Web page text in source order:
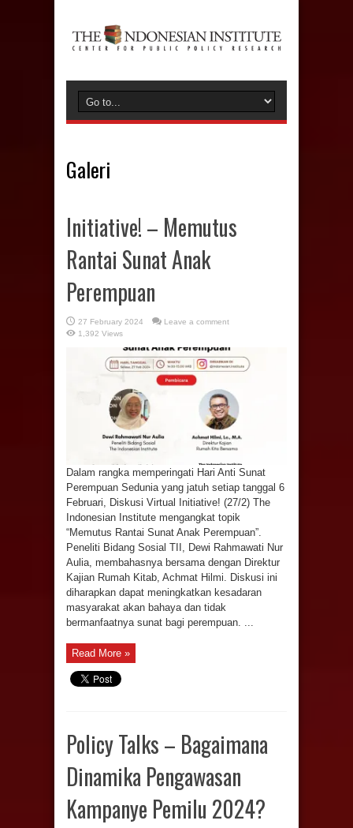
Galeri
Initiative! – Memutus
Rantai Sunat Anak
Perempuan
27 February 2024
Leave a comment
1,392 Views
Dalam rangka memperingati Hari Anti Sunat
Perempuan Sedunia yang jatuh setiap tanggal 6
Februari, Diskusi Virtual Initiative! (27/2) The
Indonesian Institute mengangkat topik
“Memutus Rantai Sunat Anak Perempuan”.
Peneliti Bidang Sosial TII, Dewi Rahmawati Nur
Aulia, membahasnya bersama dengan Direktur
Kajian Rumah Kitab, Achmat Hilmi. Diskusi ini
diharapkan dapat meningkatkan kesadaran
masyarakat akan bahaya dan tidak
bermanfaatnya sunat bagi perempuan. ...
Read More »
Policy Talks – Bagaimana
Dinamika Pengawasan
Kampanye Pemilu 2024?